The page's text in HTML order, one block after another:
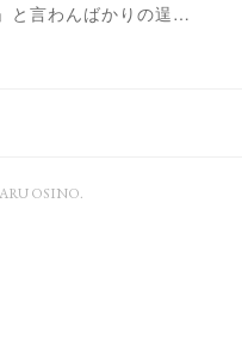
と言わんばかりの逞…
OSINO.